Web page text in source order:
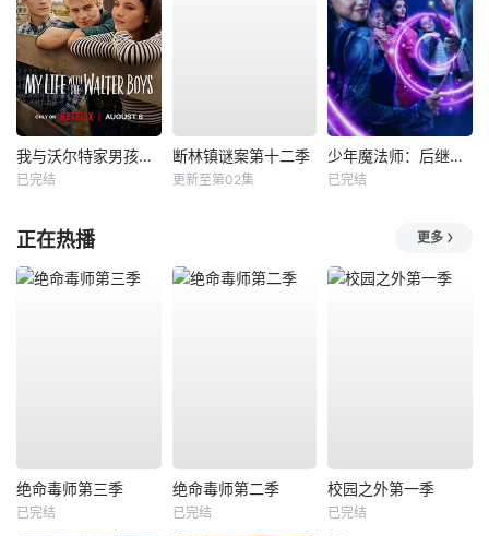
我与沃尔特家男孩的生活第三季
已完结
断林镇谜案第十二季
更新至第02集
少年魔法师：后继者第三季
已完结
正在热播 更多
绝命毒师第三季
已完结
绝命毒师第二季
已完结
校园之外第一季
已完结